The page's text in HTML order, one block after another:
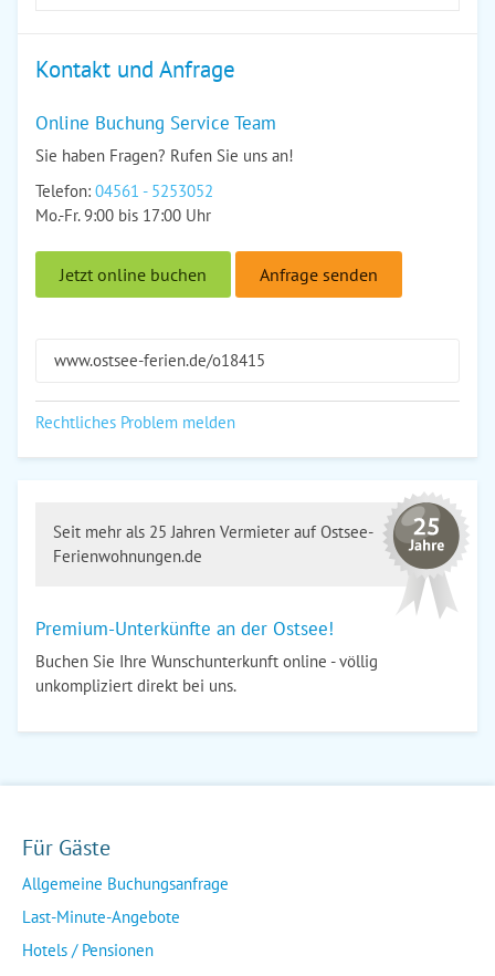
Kontakt und Anfrage
Online Buchung Service Team
Sie haben Fragen? Rufen Sie uns an!
Telefon: 04561 - 5253052
Mo.-Fr. 9:00 bis 17:00 Uhr
Jetzt online buchen Anfrage senden
www.ostsee-ferien.de/o18415
Rechtliches Problem melden
Seit mehr als 25 Jahren Vermieter auf Ostsee-
Ferienwohnungen.de
Premium-Unterkünfte an der Ostsee!
Buchen Sie Ihre Wunschunterkunft online - völlig
unkompliziert direkt bei uns.
Für Gäste
Allgemeine Buchungsanfrage
Last-Minute-Angebote
Hotels / Pensionen